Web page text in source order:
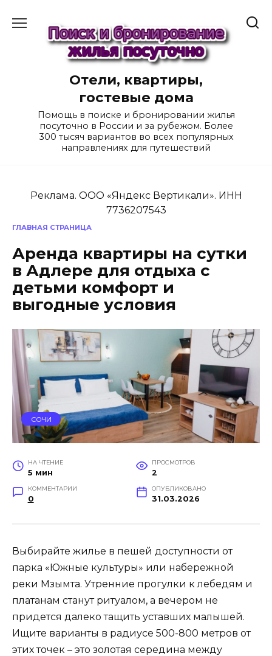
содержанию
Отели, квартиры,
гостевые дома
Помощь в поиске и бронировании жилья
посуточно в России и за рубежом. Более
300 тысяч вариантов во всех популярных
направлениях для путешествий
Реклама. ООО «Яндекс Вертикали». ИНН
7736207543
ГЛАВНАЯ СТРАНИЦА
Аренда квартиры на сутки
в Адлере для отдыха с
детьми комфорт и
выгодные условия
СОЧИ
НА ЧТЕНИЕ
5 мин
ПРОСМОТРОВ
2
КОММЕНТАРИИ
0
ОПУБЛИКОВАНО
31.03.2026
Выбирайте жилье в пешей доступности от
парка «Южные культуры» или набережной
реки Мзымта. Утренние прогулки к лебедям и
платанам станут ритуалом, а вечером не
придется далеко тащить уставших малышей.
Ищите варианты в радиусе 500-800 метров от
этих точек – это золотая середина между